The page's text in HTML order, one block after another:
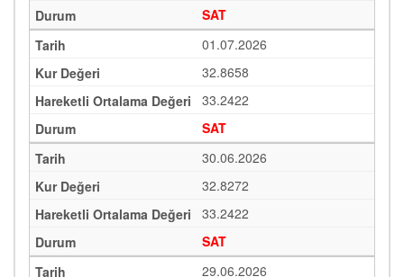
SAT
01.07.2026
32.8658
33.2422
SAT
30.06.2026
32.8272
33.2422
SAT
29.06.2026